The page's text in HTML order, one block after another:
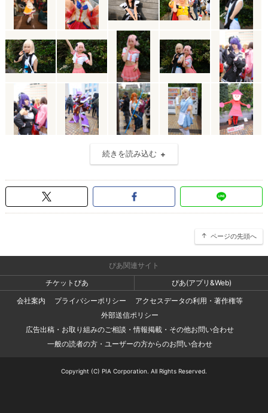
続きを読み込む
ページの先頭へ
ぴあ関連サイト
チケットぴあ
ぴあ(アプリ&Web)
会社案内
プライバシーポリシー
アクセスデータの利用・著作権等
外部送信ポリシー
広告出稿・お取り組みのご相談・情報掲載・その他お問い合わせ
一般の読者の方・ユーザーの方からのお問い合わせ
Copyright (C) PIA Corporation. All Rights Reserved.